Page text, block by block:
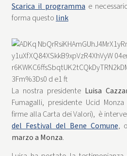
Scarica il programma e
forma questo link
La nostra presidente Luisa
Fumagalli, presidente Ucid
firme alla Carta dei Valori), è
del Festival del Bene Comune,
marzoa Monza.